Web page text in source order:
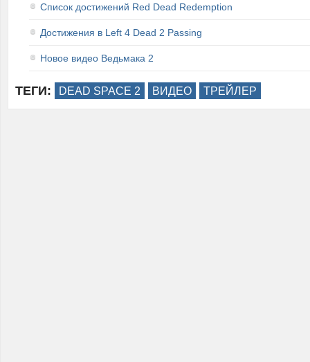
Список достижений Red Dead Redemption
Достижения в Left 4 Dead 2 Passing
Новое видео Ведьмака 2
ТЕГИ: DEAD SPACE 2 ВИДЕО ТРЕЙЛЕР